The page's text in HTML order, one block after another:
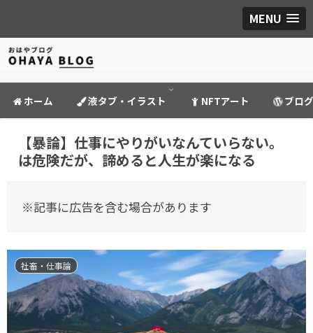
MENU
ホーム 液タブ・イラスト NFTアート ブロ
【暴論】仕事にやりがいなんていらない。
は危険だが、諦めると人生が楽になる
※記事に広告を含む場合があります
社畜・仕事論